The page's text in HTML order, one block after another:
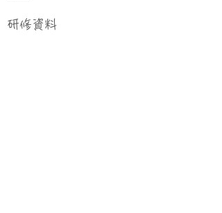
研修資料